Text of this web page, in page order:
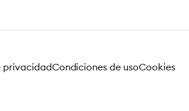
privacidadCondiciones de usoCookies